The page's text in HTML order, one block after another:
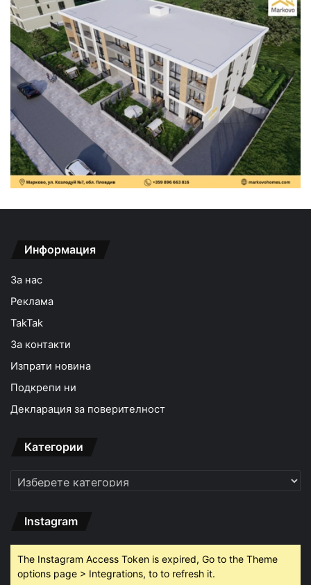
Информация
За нас
Реклама
TakTak
За контакти
Изпрати новина
Подкрепи ни
Декларация за поверителност
Категории
Категории
Instagram
The Instagram Access Token is expired, Go to the Theme
options page > Integrations, to to refresh it.